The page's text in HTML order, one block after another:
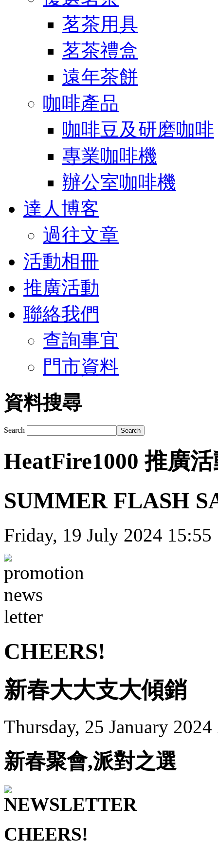
茗茶用具
茗茶禮盒
遠年茶餅
咖啡產品
咖啡豆及研磨咖啡
專業咖啡機
辦公室咖啡機
達人博客
過往文章
活動相冊
推廣活動
聯絡我們
查詢事宜
門市資料
資料搜尋
Search
HeatFire1000 推廣
SUMMER FLASH
Friday, 19 July 2024 15:55
CHEERS!
新春大大支大傾銷
Thursday, 25 January
新春聚會,派對之選
CHEERS!